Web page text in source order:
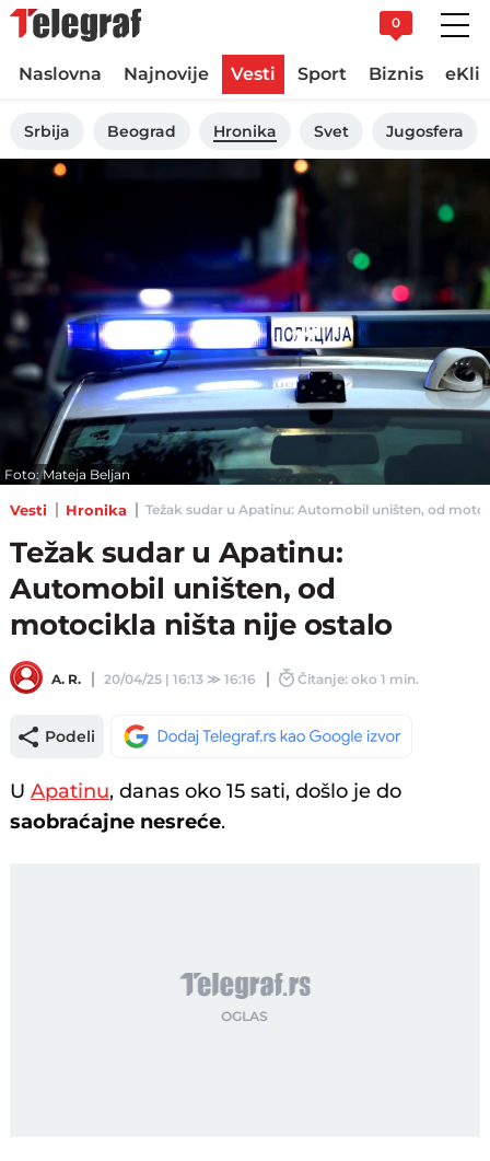
0
Naslovna Najnovije Vesti Sport Biznis
Srbija Beograd Hronika Svet Jugosfera
Foto: Mateja Beljan
Vesti Hronika Težak sudar u Apatinu: Automobil uništen, od
Težak sudar u Apatinu:
Automobil uništen, od
motocikla ništa nije ostalo
A. R. 20/04/25 | 16:13 ≫16:16 Čitanje: oko 1 min.
Podeli
UApatinu, danas oko 15 sati, došlo je do
saobraćajne nesreće.